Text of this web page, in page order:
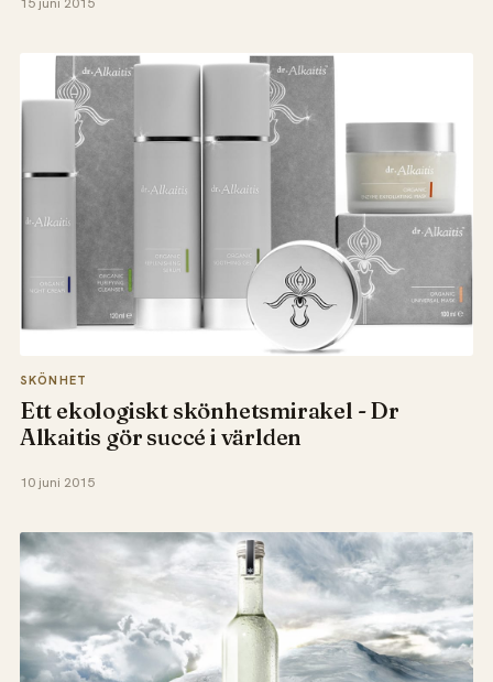
SKÖNHET
Ett ekologiskt skönhetsmirakel - Dr
Alkaitis gör succé i världen
10 juni 2015